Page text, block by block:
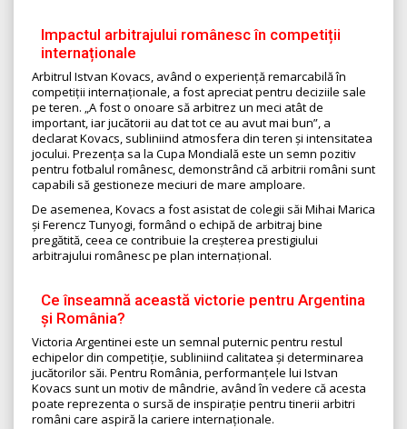
Impactul arbitrajului românesc în competiții
internaționale
Arbitrul Istvan Kovacs, având o experiență remarcabilă în
competiții internaționale, a fost apreciat pentru deciziile sale
pe teren. „A fost o onoare să arbitrez un meci atât de
important, iar jucătorii au dat tot ce au avut mai bun”, a
declarat Kovacs, subliniind atmosfera din teren și intensitatea
jocului. Prezența sa la Cupa Mondială este un semn pozitiv
pentru fotbalul românesc, demonstrând că arbitrii români sunt
capabili să gestioneze meciuri de mare amploare.
De asemenea, Kovacs a fost asistat de colegii săi Mihai Marica
și Ferencz Tunyogi, formând o echipă de arbitraj bine
pregătită, ceea ce contribuie la creșterea prestigiului
arbitrajului românesc pe plan internațional.
Ce înseamnă această victorie pentru Argentina
și România?
Victoria Argentinei este un semnal puternic pentru restul
echipelor din competiție, subliniind calitatea și determinarea
jucătorilor săi. Pentru România, performanțele lui Istvan
Kovacs sunt un motiv de mândrie, având în vedere că acesta
poate reprezenta o sursă de inspirație pentru tinerii arbitri
români care aspiră la cariere internaționale.